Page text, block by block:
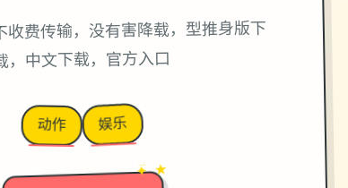
收费传输，没有害降载，型推身版下
，中文下载，官方入口
动作 娱乐
✦ ★